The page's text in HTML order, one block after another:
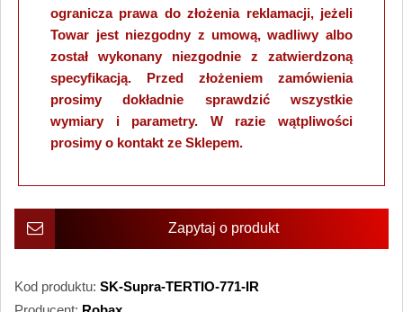
ogranicza prawa do złożenia reklamacji, jeżeli
Towar jest niezgodny z umową, wadliwy albo
został wykonany niezgodnie z zatwierdzoną
specyfikacją. Przed złożeniem zamówienia
prosimy dokładnie sprawdzić wszystkie
wymiary i parametry. W razie wątpliwości
prosimy o kontakt ze Sklepem.
Zapytaj o produkt
Kod produktu: SK-Supra-TERTIO-771-IR